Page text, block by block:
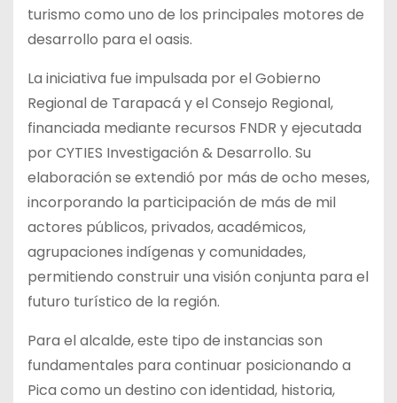
turismo como uno de los principales motores de
desarrollo para el oasis.
La iniciativa fue impulsada por el Gobierno
Regional de Tarapacá y el Consejo Regional,
financiada mediante recursos FNDR y ejecutada
por CYTIES Investigación & Desarrollo. Su
elaboración se extendió por más de ocho meses,
incorporando la participación de más de mil
actores públicos, privados, académicos,
agrupaciones indígenas y comunidades,
permitiendo construir una visión conjunta para el
futuro turístico de la región.
Para el alcalde, este tipo de instancias son
fundamentales para continuar posicionando a
Pica como un destino con identidad, historia,